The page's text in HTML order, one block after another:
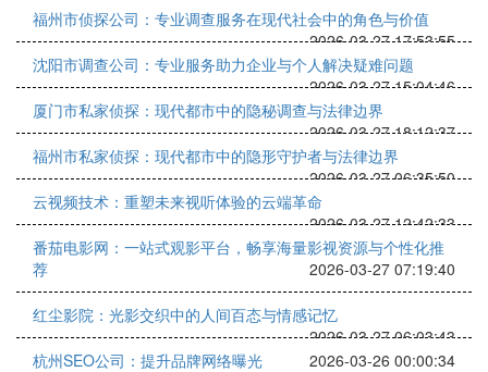
福州市侦探公司：专业调查服务在现代社会中的角色与价值
2026-03-27 17:53:55
沈阳市调查公司：专业服务助力企业与个人解决疑难问题
2026-03-27 15:04:46
厦门市私家侦探：现代都市中的隐秘调查与法律边界
2026-03-27 18:12:37
福州市私家侦探：现代都市中的隐形守护者与法律边界
2026-03-27 06:35:50
云视频技术：重塑未来视听体验的云端革命
2026-03-27 12:42:33
番茄电影网：一站式观影平台，畅享海量影视资源与个性化推
荐
2026-03-27 07:19:40
红尘影院：光影交织中的人间百态与情感记忆
2026-03-27 06:03:43
杭州SEO公司：提升品牌网络曝光
2026-03-26 00:00:34